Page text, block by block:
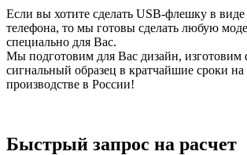
Если вы хотите сделать USB-флешку в
телефона, то мы готовы сделать любую
специально для Вас.
Мы подготовим для Вас дизайн, изготовим
сигнальный образец в кратчайшие сроки
производстве в России!
Быстрый запрос на расчет